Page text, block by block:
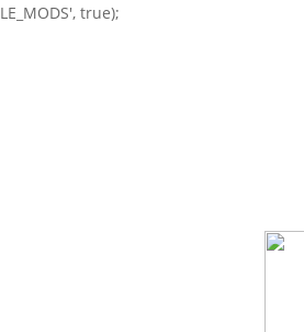
true);